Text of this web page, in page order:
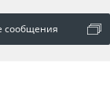
сообщения
оват